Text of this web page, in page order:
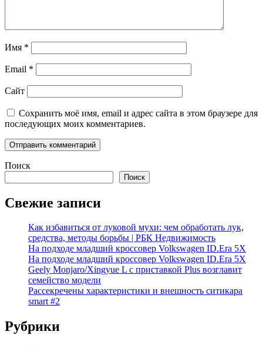
Имя *
Email *
Сайт
Сохранить моё имя, email и адрес сайта в этом браузере для
последующих моих комментариев.
Поиск
Поиск
Свежие записи
Как избавиться от луковой мухи: чем обработать лук,
средства, методы борьбы | РБК Недвижимость
На подходе младший кроссовер Volkswagen ID.Era 5X
На подходе младший кроссовер Volkswagen ID.Era 5X
Geely Monjaro/Xingyue L с приставкой Plus возглавит
семейство модели
Рассекречены характеристики и внешность ситикара
smart #2
Рубрики